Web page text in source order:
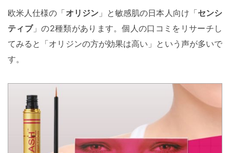
欧米人仕様の「オリジン」と敏感肌の日本人向け「センシ
ティブ」の2種類があります。個人の口コミをリサーチし
てみると「オリジンの方が効果は高い」という声が多いで
す。